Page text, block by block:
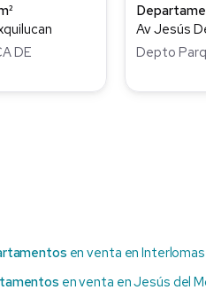
DE
Depto
en venta en Interlomas
en venta en Jesús del